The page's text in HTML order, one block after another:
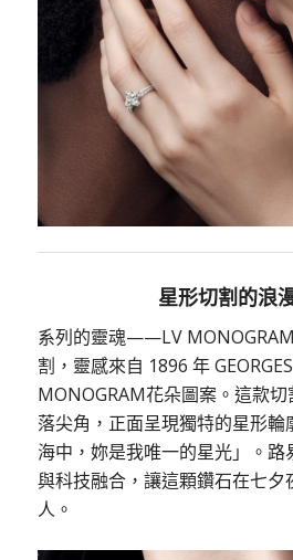
星形切割的浪
系列的靈魂——LV
割，靈感來自 1896 年
MONOGRAM花朵圖案。這款
落尖角，正面呈現獨特的星形輪
海中，妳是我唯一的星光」。
與科技融合，讓這顆鑽石在七夕
人。